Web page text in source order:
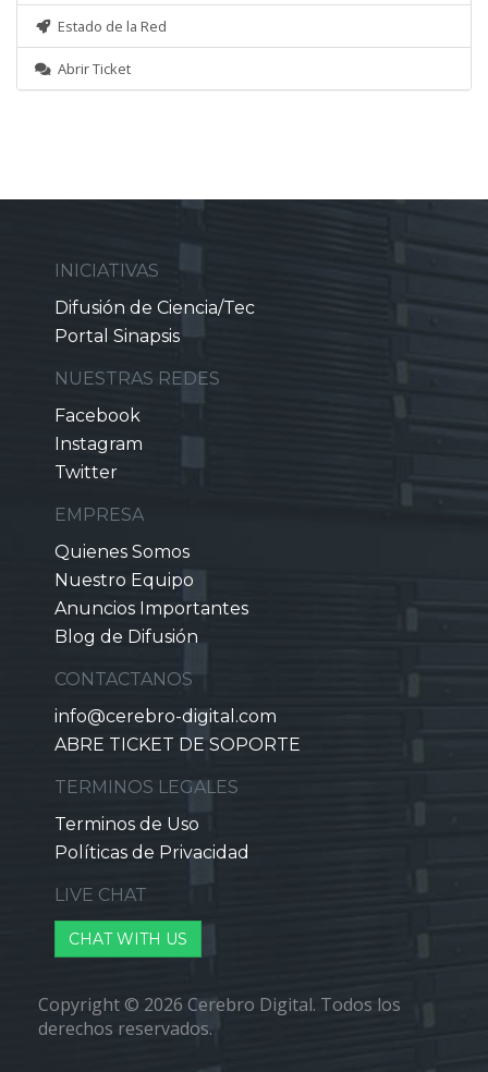
Estado de la Red
Abrir Ticket
INICIATIVAS
Difusión de Ciencia/Tec
Portal Sinapsis
NUESTRAS REDES
Facebook
Instagram
Twitter
EMPRESA
Quienes Somos
Nuestro Equipo
Anuncios Importantes
Blog de Difusión
CONTACTANOS
info@cerebro-digital.com
ABRE TICKET DE SOPORTE
TERMINOS LEGALES
Terminos de Uso
Políticas de Privacidad
LIVE CHAT
CHAT WITH US
Copyright © 2026 Cerebro Digital. Todos los
derechos reservados.